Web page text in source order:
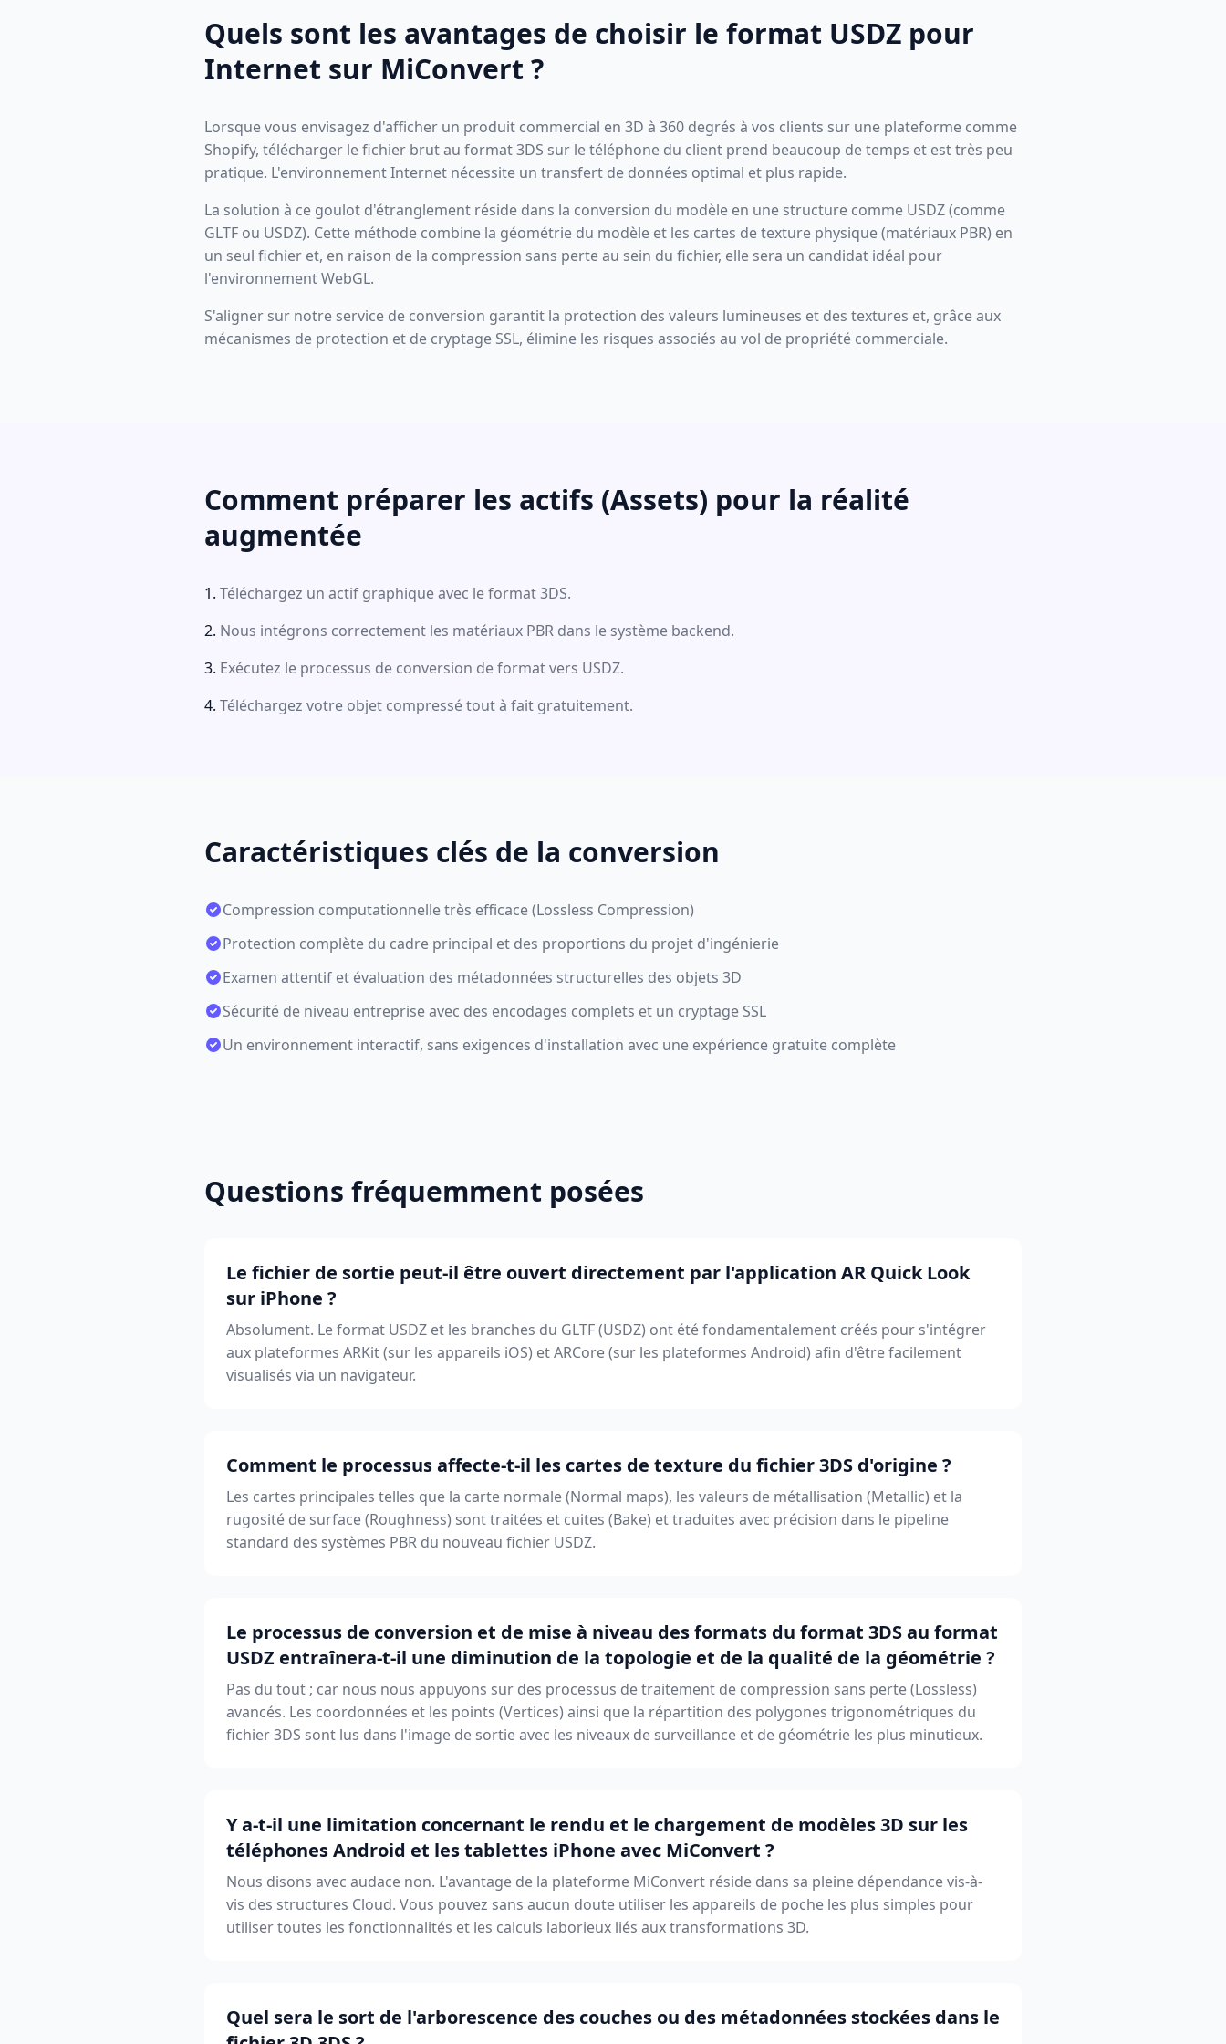
Quels sont les avantages de choisir le format USDZ pour
Internet sur MiConvert ?
Lorsque vous envisagez d'afficher un produit commercial en 3D à 360 degrés à vos clients sur une plateforme comme
Shopify, télécharger le fichier brut au format 3DS sur le téléphone du client prend beaucoup de temps et est très peu
pratique. L'environnement Internet nécessite un transfert de données optimal et plus rapide.
La solution à ce goulot d'étranglement réside dans la conversion du modèle en une structure comme USDZ (comme
GLTF ou USDZ). Cette méthode combine la géométrie du modèle et les cartes de texture physique (matériaux PBR) en
un seul fichier et, en raison de la compression sans perte au sein du fichier, elle sera un candidat idéal pour
l'environnement WebGL.
S'aligner sur notre service de conversion garantit la protection des valeurs lumineuses et des textures et, grâce aux
mécanismes de protection et de cryptage SSL, élimine les risques associés au vol de propriété commerciale.
Comment préparer les actifs (Assets) pour la réalité
augmentée
Téléchargez un actif graphique avec le format 3DS.
Nous intégrons correctement les matériaux PBR dans le système backend.
Exécutez le processus de conversion de format vers USDZ.
Téléchargez votre objet compressé tout à fait gratuitement.
Caractéristiques clés de la conversion
Compression computationnelle très efficace (Lossless Compression)
Protection complète du cadre principal et des proportions du projet d'ingénierie
Examen attentif et évaluation des métadonnées structurelles des objets 3D
Sécurité de niveau entreprise avec des encodages complets et un cryptage SSL
Un environnement interactif, sans exigences d'installation avec une expérience gratuite complète
Questions fréquemment posées
Le fichier de sortie peut-il être ouvert directement par l'application AR Quick Look
sur iPhone ?
Absolument. Le format USDZ et les branches du GLTF (USDZ) ont été fondamentalement créés pour s'intégrer
aux plateformes ARKit (sur les appareils iOS) et ARCore (sur les plateformes Android) afin d'être facilement
visualisés via un navigateur.
Comment le processus affecte-t-il les cartes de texture du fichier 3DS d'origine ?
Les cartes principales telles que la carte normale (Normal maps), les valeurs de métallisation (Metallic) et la
rugosité de surface (Roughness) sont traitées et cuites (Bake) et traduites avec précision dans le pipeline
standard des systèmes PBR du nouveau fichier USDZ.
Le processus de conversion et de mise à niveau des formats du format 3DS au format
USDZ entraînera-t-il une diminution de la topologie et de la qualité de la géométrie ?
Pas du tout ; car nous nous appuyons sur des processus de traitement de compression sans perte (Lossless)
avancés. Les coordonnées et les points (Vertices) ainsi que la répartition des polygones trigonométriques du
fichier 3DS sont lus dans l'image de sortie avec les niveaux de surveillance et de géométrie les plus minutieux.
Y a-t-il une limitation concernant le rendu et le chargement de modèles 3D sur les
téléphones Android et les tablettes iPhone avec MiConvert ?
Nous disons avec audace non. L'avantage de la plateforme MiConvert réside dans sa pleine dépendance vis-à-
vis des structures Cloud. Vous pouvez sans aucun doute utiliser les appareils de poche les plus simples pour
utiliser toutes les fonctionnalités et les calculs laborieux liés aux transformations 3D.
Quel sera le sort de l'arborescence des couches ou des métadonnées stockées dans le